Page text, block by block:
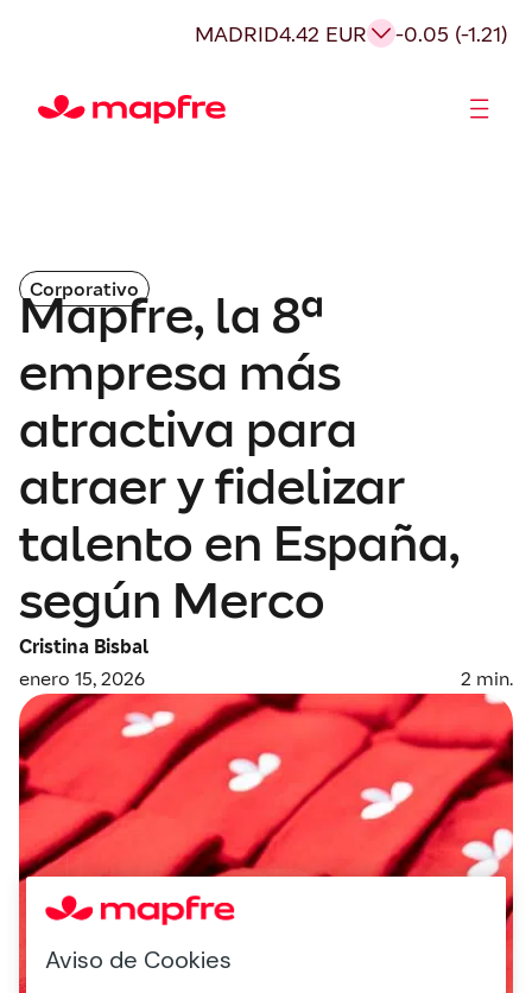
MADRID4.42 EUR -0.05 (-1.21)
Corporativo
Mapfre, la 8ª
empresa más
atractiva para
atraer y fidelizar
talento en España,
según Merco
Cristina Bisbal
enero 15, 2026
2 min.
Aviso de Cookies